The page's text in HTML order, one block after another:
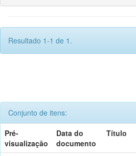
Resultado 1-1 de 1.
Conjunto de itens:
Pré-
visualização
Data do
documento
Título